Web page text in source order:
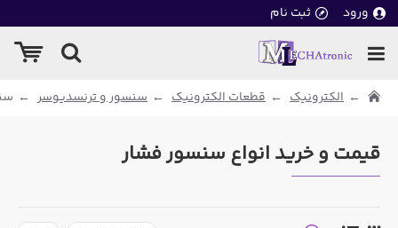
ورود ثبت نام
الکترونیک قطعات الکترونیک سنسور و ترنسدیوسر
قیمت و خرید انواع سنسور فشار